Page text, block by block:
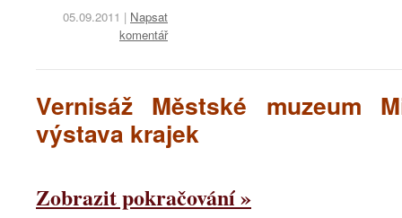
05.09.2011 | Napsat
komentář
Vernisáž Městské muzeum
výstava krajek
Zobrazit pokračování »